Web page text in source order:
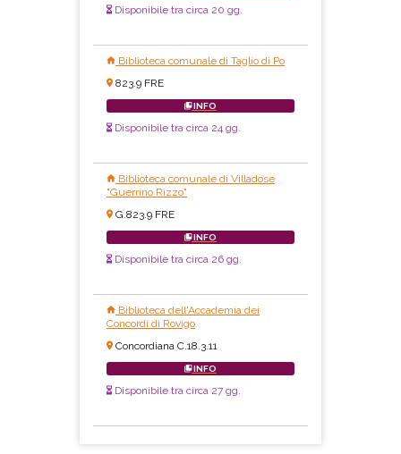
Disponibile tra circa 20 gg.
Biblioteca comunale di Taglio di Po
823.9 FRE
INFO
Disponibile tra circa 24 gg.
Biblioteca comunale di Villadose
"Guerrino Rizzo"
G.823.9 FRE
INFO
Disponibile tra circa 26 gg.
Biblioteca dell'Accademia dei
Concordi di Rovigo
Concordiana C.18.3.11
INFO
Disponibile tra circa 27 gg.